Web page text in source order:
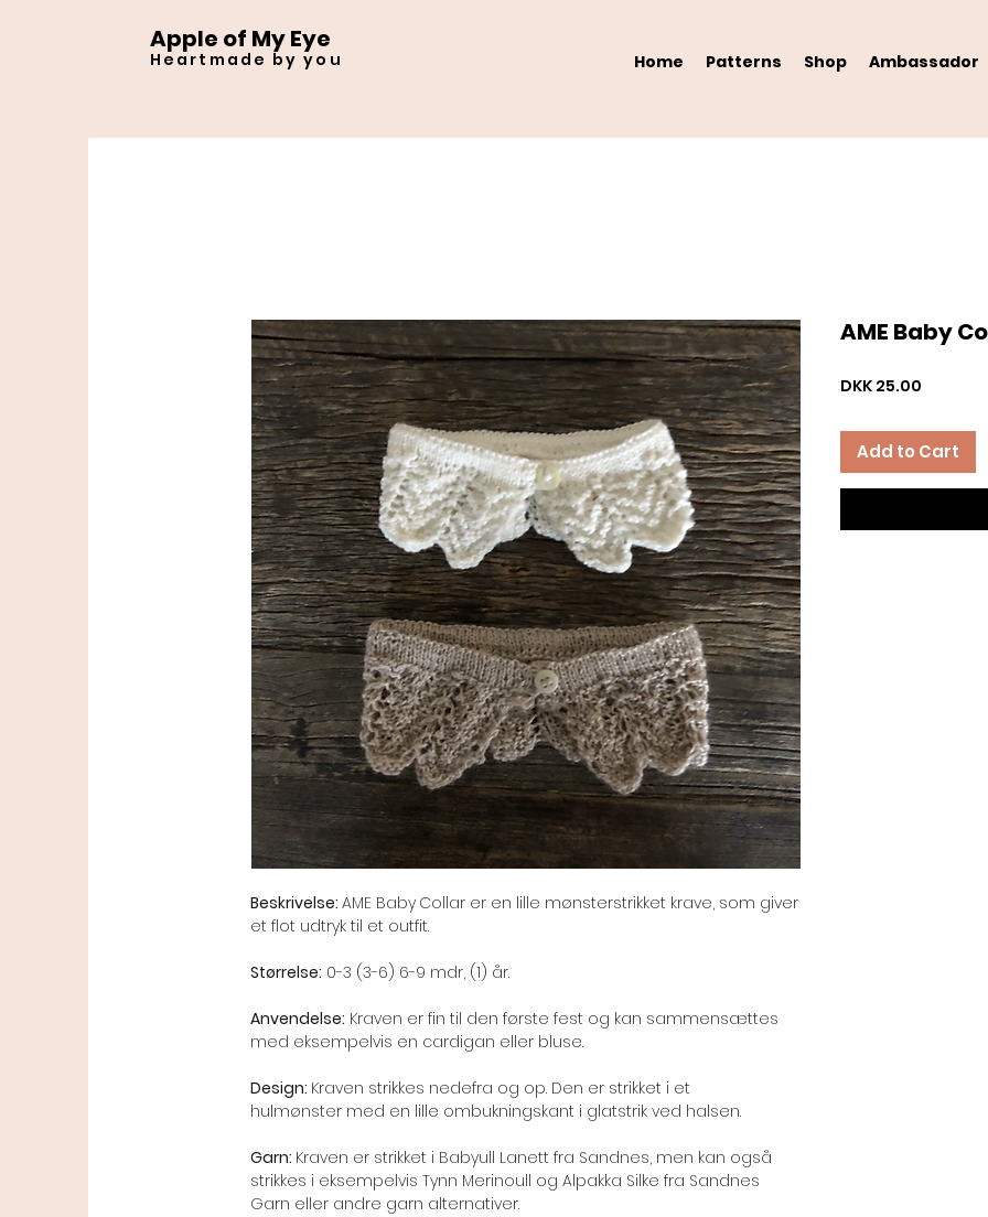
Apple of My Eye
Heartmade by you Home Patterns Shop Ambassador
Beskrivelse: AME Baby Collar er en lille mønsterstrikket krave, som giver
et flot udtryk til et outfit.
Størrelse: 0-3 (3-6) 6-9 mdr, (1) år.
Anvendelse: Kraven er fin til den første fest og kan sammensættes
med eksempelvis en cardigan eller bluse.
Design: Kraven strikkes nedefra og op. Den er strikket i et
hulmønster med en lille ombukningskant i glatstrik ved halsen.
Garn: Kraven er strikket i Babyull Lanett fra Sandnes, men kan også
strikkes i eksempelvis Tynn Merinoull og Alpakka Silke fra Sandnes
Garn eller andre garn alternativer.
AME Baby
DKK 25.00
Add to Cart